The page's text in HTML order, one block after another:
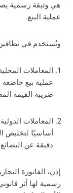
هي وثيقة رسمية
عملية البيع.
وتُستخدم في
المعاملات
عملية بيع خاضعة
ضريبة القيمة
المعاملات
أساسيًا لتخليص
دقيقة عن
إذن، الفاتورة
رسمية لها أثر